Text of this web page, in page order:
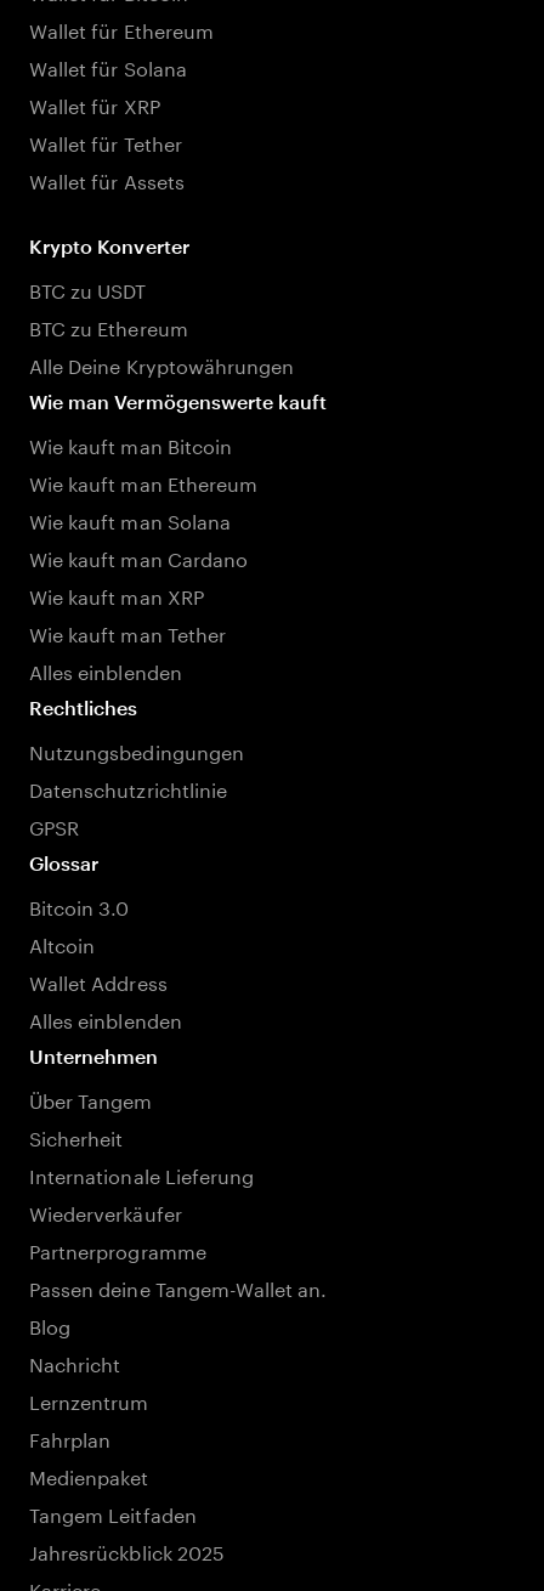
Wallet für Ethereum
Wallet für Solana
Wallet für XRP
Wallet für Tether
Wallet für Assets
Krypto Konverter
BTC zu USDT
BTC zu Ethereum
Alle Deine Kryptowährungen
Wie man Vermögenswerte kauft
Wie kauft man Bitcoin
Wie kauft man Ethereum
Wie kauft man Solana
Wie kauft man Cardano
Wie kauft man XRP
Wie kauft man Tether
Alles einblenden
Rechtliches
Nutzungsbedingungen
Datenschutzrichtlinie
GPSR
Glossar
Bitcoin 3.0
Altcoin
Wallet Address
Alles einblenden
Unternehmen
Über Tangem
Sicherheit
Internationale Lieferung
Wiederverkäufer
Partnerprogramme
Passen deine Tangem-Wallet an.
Blog
Nachricht
Lernzentrum
Fahrplan
Medienpaket
Tangem Leitfaden
Jahresrückblick 2025